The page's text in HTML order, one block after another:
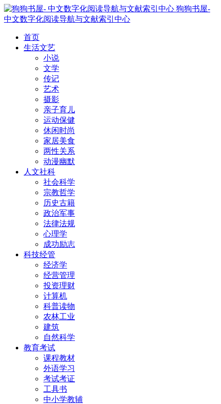
狗狗书屋-
中文数字化阅读导航与文献索引中心
首页
生活文艺
小说
文学
传记
艺术
摄影
亲子育儿
运动保健
休闲时尚
家居美食
两性关系
动漫幽默
人文社科
社会科学
宗教哲学
历史古籍
政治军事
法律法规
心理学
成功励志
科技经管
经济学
经营管理
投资理财
计算机
科普读物
农林工业
建筑
自然科学
教育考试
课程教材
外语学习
考试考证
工具书
中小学教辅